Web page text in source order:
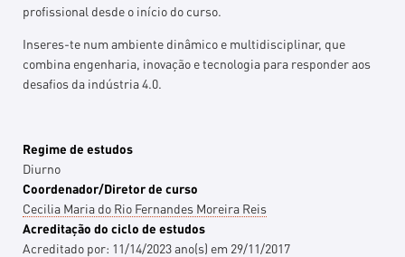
profissional desde o início do curso.
Inseres-te num ambiente dinâmico e multidisciplinar, que
combina engenharia, inovação e tecnologia para responder aos
desafios da indústria 4.0.
Regime de estudos
Diurno
Coordenador/Diretor de curso
Cecilia Maria do Rio Fernandes Moreira Reis
Acreditação do ciclo de estudos
Acreditado por: 11/14/2023ano(s) em 29/11/2017